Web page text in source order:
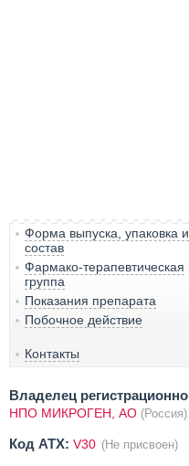
Форма выпуска, упаковка и
состав
Фармако-терапевтическая
группа
Показания препарата
Побочное действие
Контакты
Владелец
НПО МИКРОГЕН, AO (Россия)
Код ATX: V30 (Не присвоен)